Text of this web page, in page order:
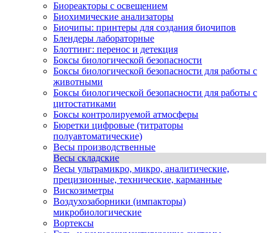
Биореакторы с освещением
Биохимические анализаторы
Биочипы: принтеры для создания биочипов
Блендеры лабораторные
Блоттинг: перенос и детекция
Боксы биологической безопасности
Боксы биологической безопасности для работы с
животными
Боксы биологической безопасности для работы с
цитостатиками
Боксы контролируемой атмосферы
Бюретки цифровые (титраторы
полуавтоматические)
Весы производственные
Весы складские
Весы ультрамикро, микро, аналитические,
прецизионные, технические, карманные
Вискозиметры
Воздухозаборники (импакторы)
микробиологические
Вортексы